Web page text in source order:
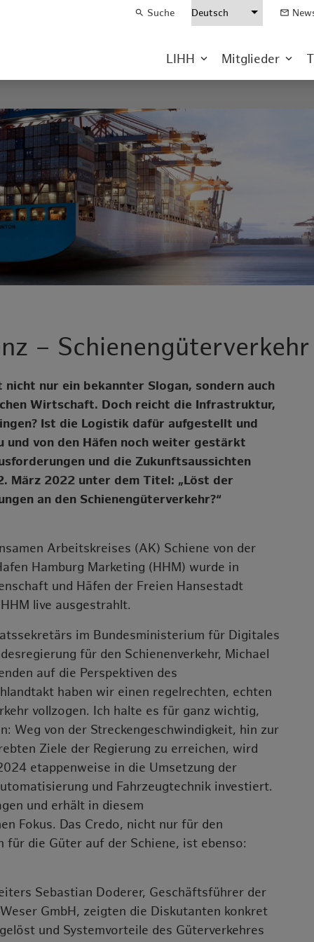
search Suche mail_outline
LIHH Mitglieder
–
nur ein bekannter Slogan, sondern auch
Wirtschaft. Doch reicht die Infrastruktur,
Ist die Logistik dafür aufgestellt und
und von den Häfen noch weiter gestärkt
und die Zukunftsaussichten
März 2022 unter dem Titel: „Löst der
an den Schienengüterverkehr?“
Arbeitskreises (AK) Schiene von der
Hamburg Marketing (HHM) wurde in
und Häfen der Freien Hansestadt
live ausgestrahlt.
im Bundesministerium für Digitales
für den Schienenverkehr, Michael
auf die Perspektiven des
haben wir einen regelrechten, echten
vollzogen. Ich halte es für ganz wichtig,
Weg von der Streckengeschwindigkeit, hin zur
Ziele der Regierung zu erreichen, wird
etappenweise in die Umsetzung der
und Fahrzeugtechnik investiert.
und erhält in diesem
Fokus. Das Credo, nicht nur für den
für die Güter auf der Schiene, ist ebenso:
Sebastian Doderer, Geschäftsführer der
GmbH, zeigten die Diskutanten konkret
und Systemvorteile des Güterverkehres